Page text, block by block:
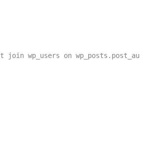
join wp_users on wp_posts.post_au